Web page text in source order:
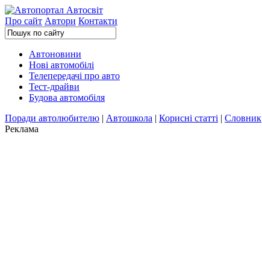
Про сайт Автори Контакти
Автоновини
Нові автомобілі
Телепередачі про авто
Тест-драйви
Будова автомобіля
Поради автолюбителю | Автошкола | Корисні статті | Словник
Реклама